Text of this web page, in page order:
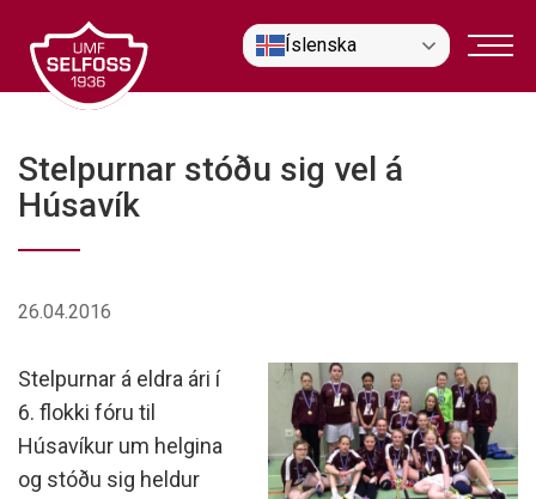
efni
Íslenska
Stelpurnar stóðu sig vel á
Húsavík
26.04.2016
Stelpurnar á eldra ári í
6. flokki fóru til
Húsavíkur um helgina
og stóðu sig heldur